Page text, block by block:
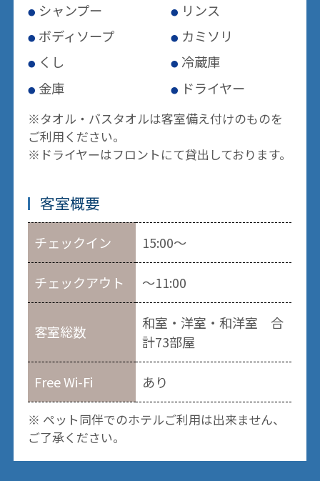
シャンプー
リンス
ボディソープ
カミソリ
くし
冷蔵庫
金庫
ドライヤー
※タオル・バスタオルは客室備え付けのものを
ご利用ください。
※ドライヤーはフロントにて貸出しております。
客室概要
チェックイン 15:00～
チェックアウト ～11:00
客室総数
和室・洋室・和洋室 合
計73部屋
Free Wi-Fi あり
※ ペット同伴でのホテルご利用は出来ません、
ご了承ください。